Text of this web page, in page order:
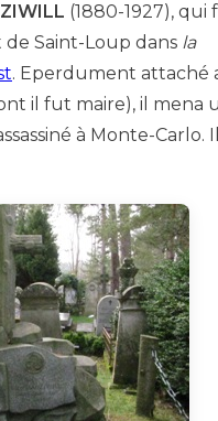
(1880-1927), qui
de Saint-Loup dans la
. Eperdument attaché
il fut maire), il mena
à Monte-Carlo.